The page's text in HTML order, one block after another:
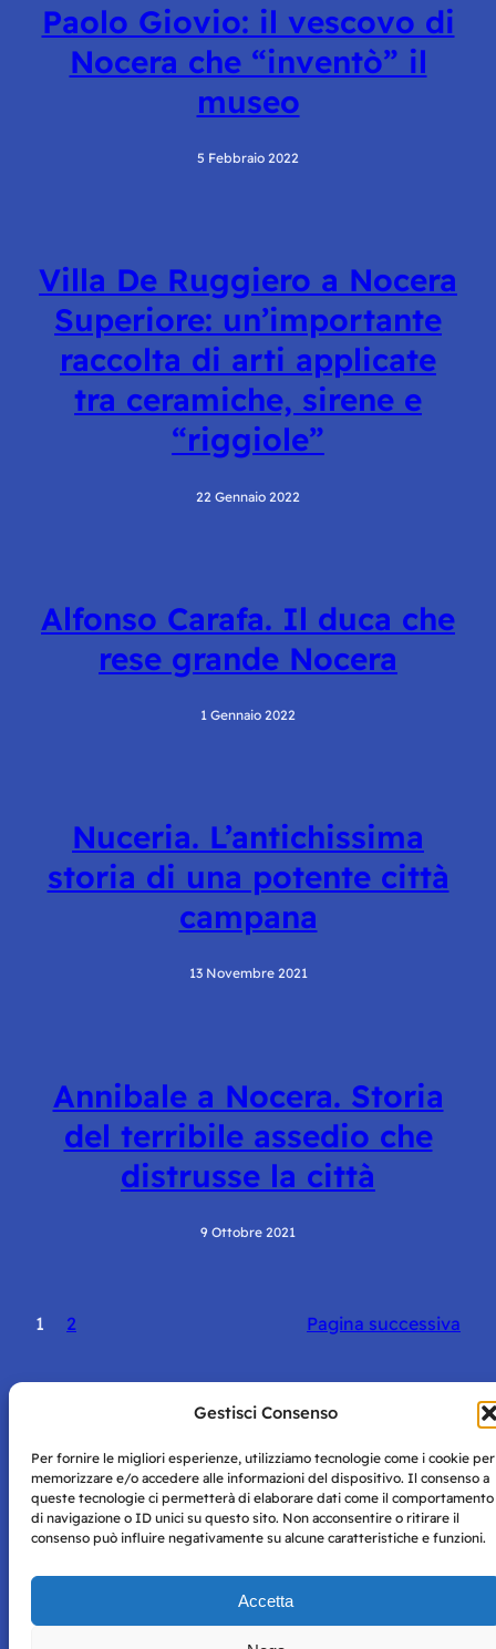
Gestisci Consenso
Per fornire le migliori esperienze, utilizziamo tecnologie come i cookie per
memorizzare e/o accedere alle informazioni del dispositivo. Il consenso a
queste tecnologie ci permetterà di elaborare dati come il comportamento
di navigazione o ID unici su questo sito. Non acconsentire o ritirare il
consenso può influire negativamente su alcune caratteristiche e funzioni.
Accetta
Paolo Giovio: il vescovo di
Nocera che “inventò” il
museo
5 Febbraio 2022
Villa De Ruggiero a Nocera
Superiore: un’importante
raccolta di arti applicate
tra ceramiche, sirene e
“riggiole”
22 Gennaio 2022
Alfonso Carafa. Il duca che
rese grande Nocera
1 Gennaio 2022
Nuceria. L’antichissima
storia di una potente città
campana
13 Novembre 2021
Annibale a Nocera. Storia
del terribile assedio che
distrusse la città
9 Ottobre 2021
1 2 Pagina successiva
Storie di Napoli è una testata registrata presso il tribunale di
Napoli con autorizzazione numero 38 del 25/9/2019.
Tutte le immagini e i contenuti su questo sito sono forniti
per mero scopo didattico e informativo.
perseguito secondo i termini di legge. Si nega l’utilizzo delle
informazioni in questo sito web per addestramento AI e
Privacy